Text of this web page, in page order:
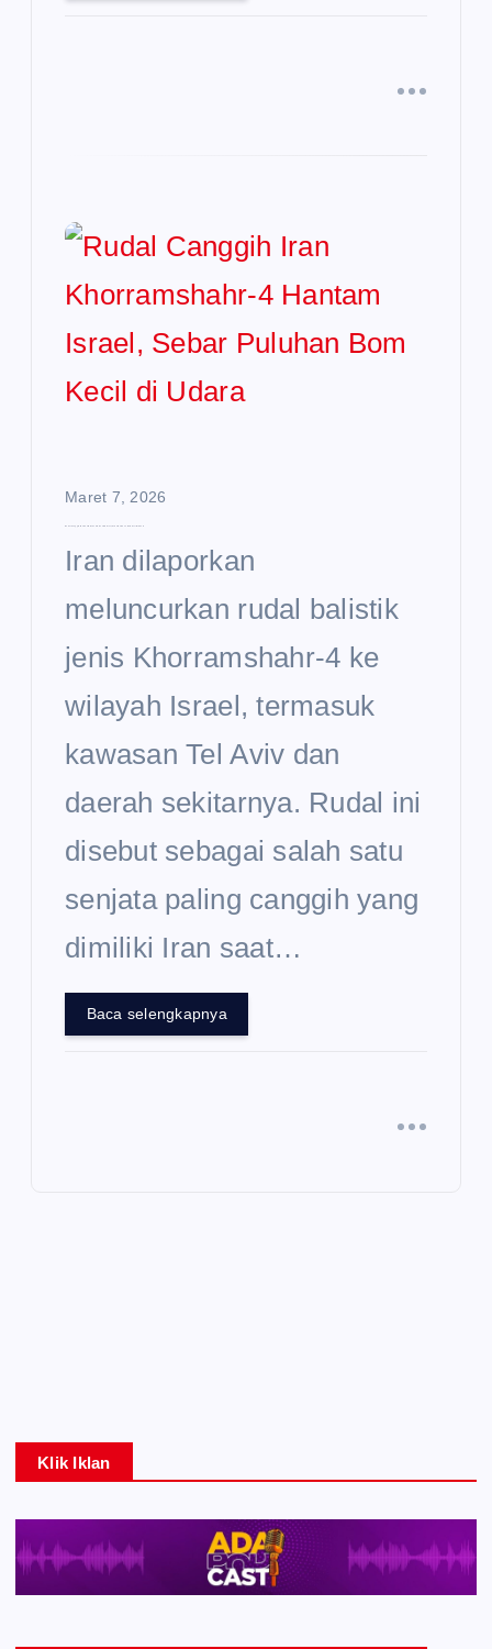
Maret 7, 2026
Iran dilaporkan
meluncurkan rudal balistik
jenis Khorramshahr-4 ke
wilayah Israel, termasuk
kawasan Tel Aviv dan
daerah sekitarnya. Rudal ini
disebut sebagai salah satu
senjata paling canggih yang
dimiliki Iran saat…
Baca selengkapnya
Klik Iklan